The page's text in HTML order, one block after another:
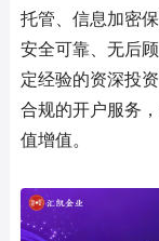
托管、信息加密
安全可靠、无后
定经验的资深投
合规的开户服务
值增值。